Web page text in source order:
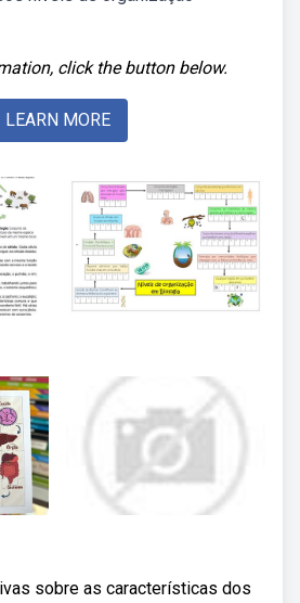
click the button below.
LEARN MORE
sobre as características dos